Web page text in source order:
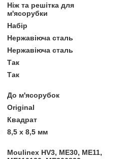
Ніж та решітка для
м'ясорубки
Набір
Нержавіюча сталь
Нержавіюча сталь
Так
Так
До м'ясорубок
Original
Квадрат
8,5 x 8,5 мм
Moulinex HV3, ME30, ME11,